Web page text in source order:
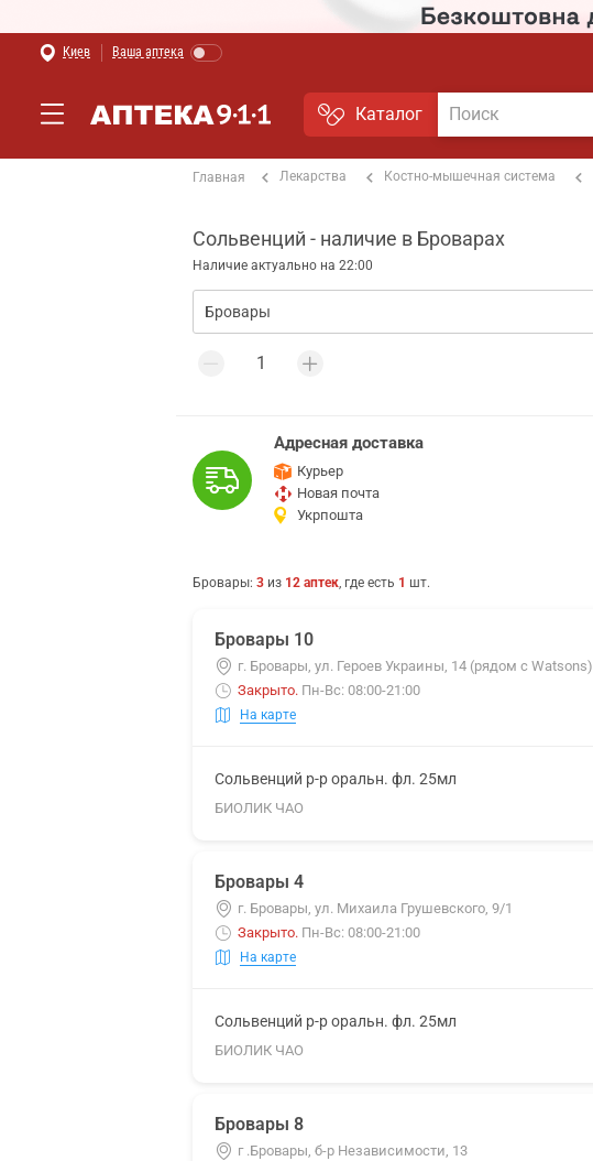
Киев Ваша аптека
Каталог
Главная Лекарства Костно-мышечная система
Сольвенций - наличие в Броварах
Наличие актуально на 22:00
Адресная доставка
Курьер
Новая почта
Укрпошта
Бровары: 3 из 12 аптек, где есть 1 шт.
Бровары 10
г. Бровары, ул. Героев Украины, 14 (рядом с Watsons)
Закрыто. Пн-Вс: 08:00-21:00
На карте
Сольвенций р-р оральн. фл. 25мл
БИОЛИК ЧАО
Бровары 4
г. Бровары, ул. Михаила Грушевского, 9/1
Закрыто. Пн-Вс: 08:00-21:00
На карте
Сольвенций р-р оральн. фл. 25мл
БИОЛИК ЧАО
Бровары 8
г .Бровары, б-р Независимости, 13